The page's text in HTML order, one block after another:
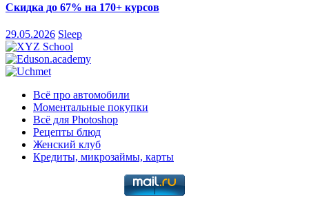
Скидка до 67% на 170+ курсов
29.05.2026 Sleep
Всё про автомобили
Моментальные покупки
Всё для Photoshop
Рецепты блюд
Женский клуб
Кредиты, микрозаймы, карты